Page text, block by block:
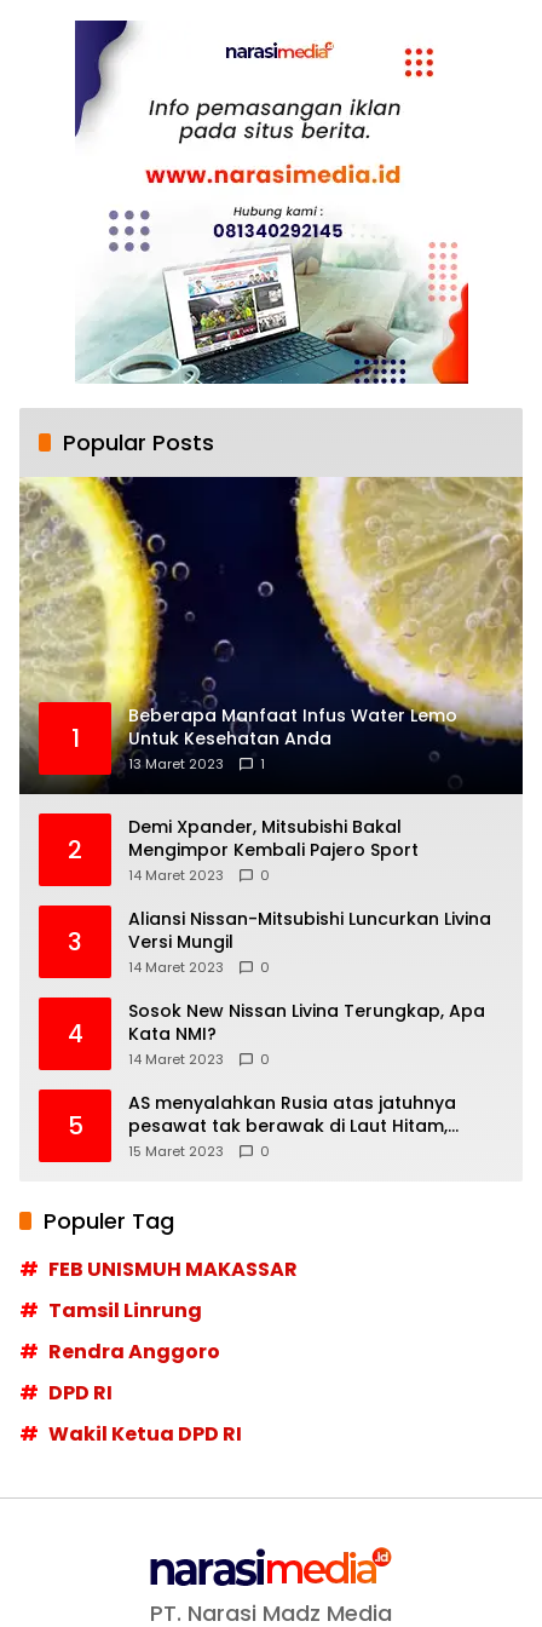
Popular Posts
1
Beberapa Manfaat Infus Water Lemo
Untuk Kesehatan Anda
13 Maret 2023 1
2
Demi Xpander, Mitsubishi Bakal
Mengimpor Kembali Pajero Sport
14 Maret 2023 0
3
Aliansi Nissan-Mitsubishi Luncurkan Livina
Versi Mungil
14 Maret 2023 0
4
Sosok New Nissan Livina Terungkap, Apa
Kata NMI?
14 Maret 2023 0
5
AS menyalahkan Rusia atas jatuhnya
pesawat tak berawak di Laut Hitam,
Moskow menyangkal
15 Maret 2023 0
Populer Tag
FEB UNISMUH MAKASSAR
Tamsil Linrung
Rendra Anggoro
DPD RI
Wakil Ketua DPD RI
PT. Narasi Madz Media